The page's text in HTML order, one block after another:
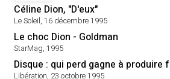
Céline Dion, "D'eux"
Le Soleil, 16 décembre 1995
Le choc Dion - Goldman
StarMag, 1995
Disque : qui perd gagne à produire
Libération, 23 octobre 1995